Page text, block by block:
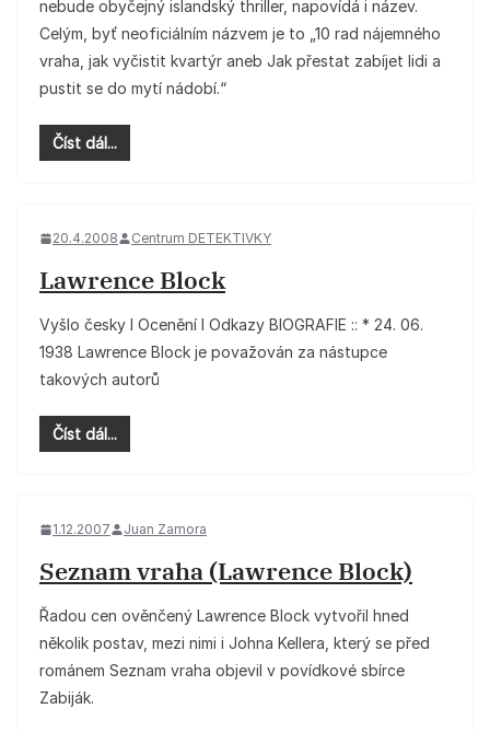
nebude obyčejný islandský thriller, napovídá i název.
Celým, byť neoficiálním názvem je to „10 rad nájemného
vraha, jak vyčistit kvartýr aneb Jak přestat zabíjet lidi a
pustit se do mytí nádobí.“
Číst dál...
20.4.2008 Centrum DETEKTIVKY
Lawrence Block
Vyšlo česky I Ocenění I Odkazy BIOGRAFIE :: * 24. 06.
1938 Lawrence Block je považován za nástupce
takových autorů
Číst dál...
1.12.2007 Juan Zamora
Seznam vraha (Lawrence Block)
Řadou cen ověnčený Lawrence Block vytvořil hned
několik postav, mezi nimi i Johna Kellera, který se před
románem Seznam vraha objevil v povídkové sbírce
Zabiják.